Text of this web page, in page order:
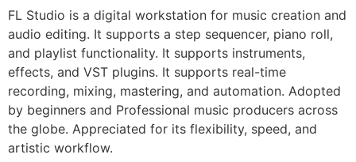
FL Studio is a digital workstation for music creation and
audio editing. It supports a step sequencer, piano roll,
and playlist functionality. It supports instruments,
effects, and VST plugins. It supports real-time
recording, mixing, mastering, and automation. Adopted
by beginners and Professional music producers across
the globe. Appreciated for its flexibility, speed, and
artistic workflow.